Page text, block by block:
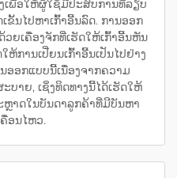
ເພື່ອໃຫ້ຜູ້ໃຊ້ມີປະສົບການທີ່ລຽບ
ຂັ້ນໄປຫາເກົ້າອີ້ນລົດ. ການອອກ
ຍເຄື່ອງຈັກທີ່ເຮັດໃຫ້ເກົ້າອີ້ນຫັນ
ຫ້ການເປີ່ຍນເກົ້າອີ້ນເປັນໄປຢ່າງ
ອອກແບບນີ້ເນື່ອງຈາກຄວາມ
າຍ, ເຊິ່ງທິດທາງນີ້ໄດ້ເຮັດໃຫ້
ຫຼາດໃນບັນດາລູກຄ້າທີ່ມີບັນຫາ
ອນໄຫວ.